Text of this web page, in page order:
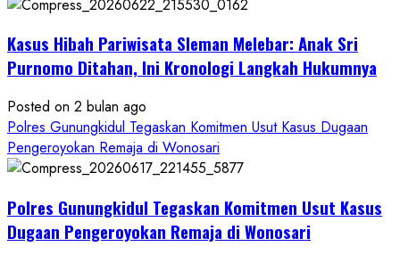
Proses
Sampai
Tuntas
Kasus Hibah Pariwisata Sleman Melebar: Anak Sri
Purnomo Ditahan, Ini Kronologi Langkah Hukumnya
Posted on 2 bulan ago
Polres Gunungkidul Tegaskan Komitmen Usut Kasus Dugaan
Pengeroyokan Remaja di Wonosari
Polres Gunungkidul Tegaskan Komitmen Usut Kasus
Dugaan Pengeroyokan Remaja di Wonosari